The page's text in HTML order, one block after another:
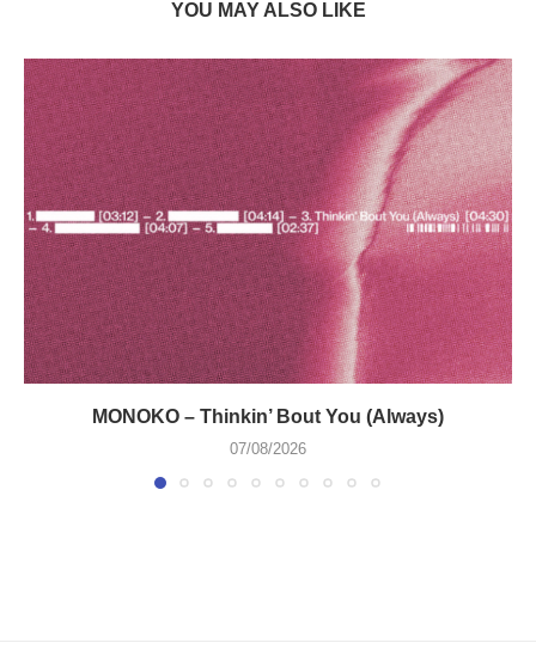
YOU MAY ALSO LIKE
MONOKO – Thinkin’ Bout You (Always)
07/08/2026